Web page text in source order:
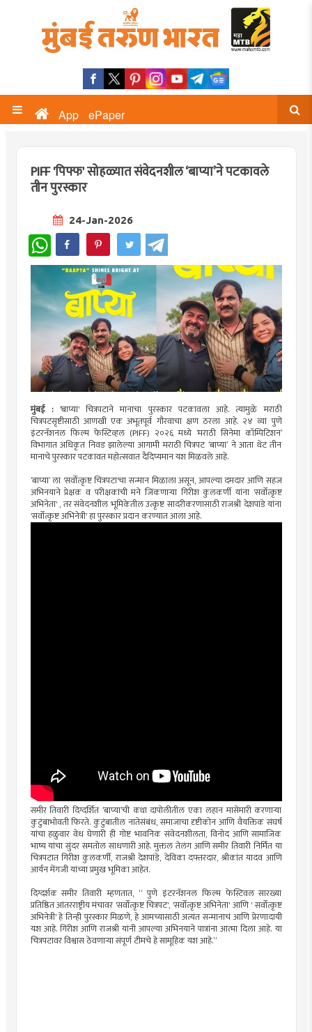
App ePaper
PIFF 'पिफ्फ' सोहळ्यात संवेदनशील ‘बाप्या’ने पटकावले
तीन पुरस्कार
24-Jan-2026
WhatsApp
मुंबई : 'बाप्या' चित्रपटाने मानाचा पुरस्कार पटकावला आहे. त्यामुळे मराठी
चित्रपटसृष्टीसाठी आणखी एक अभूतपूर्व गौरवाचा क्षण ठरला आहे. २४ व्या पुणे
इंटरनॅशनल फिल्म फेस्टिव्हल (PIFF) २०२६ मध्ये ‘मराठी सिनेमा कॉम्पिटिशन’
विभागात अधिकृत निवड झालेल्या आगामी मराठी चित्रपट ‘बाप्या’ ने आता थेट तीन
मानाचे पुरस्कार पटकावत महोत्सवात दैदिप्यमान यश मिळवले आहे.
‘बाप्या’ ला 'सर्वोत्कृष्ट चित्रपटा'चा सन्मान मिळाला असून, आपल्या दमदार आणि सहज
अभिनयाने प्रेक्षक व परीक्षकांची मने जिंकणाऱ्या गिरीश कुलकर्णी यांना 'सर्वोत्कृष्ट
अभिनेता' , तर संवेदनशील भूमिकेतील उत्कृष्ट सादरीकरणासाठी राजश्री देशपांडे यांना
'सर्वोत्कृष्ट अभिनेत्री' हा पुरस्कार प्रदान करण्यात आला आहे.
समीर तिवारी दिग्दर्शित ‘बाप्या’ची कथा दापोलीतील एका लहान मासेमारी करणाऱ्या
कुटुंबाभोवती फिरते. कुटुंबातील नातेसंबंध, समाजाचा दृष्टीकोन आणि वैयक्तिक संघर्ष
यांचा हळुवार वेध घेणारी ही गोष्ट भावनिक संवेदनशीलता, विनोद आणि सामाजिक
भाष्य यांचा सुंदर समतोल साधणारी आहे. मुक्तल तेलंग आणि समीर तिवारी निर्मित या
चित्रपटात गिरीश कुलकर्णी, राजश्री देशपांडे, देविका दफ्तरदार, श्रीकांत यादव आणि
आर्यन मेंगजी यांच्या प्रमुख भूमिका आहेत.
दिग्दर्शक समीर तिवारी म्हणतात, “ पुणे इंटरनॅशनल फिल्म फेस्टिवल सारख्या
प्रतिष्ठित आंतरराष्ट्रीय मंचावर 'सर्वोत्कृष्ट चित्रपट', 'सर्वोत्कृष्ट अभिनेता' आणि ' सर्वोत्कृष्ट
अभिनेत्री' हे तिन्ही पुरस्कार मिळणे, हे आमच्यासाठी अत्यंत सन्मानाचं आणि प्रेरणादायी
यश आहे. गिरीश आणि राजश्री यांनी आपल्या अभिनयाने पात्रांना आत्मा दिला आहे. या
चित्रपटावर विश्वास ठेवणाऱ्या संपूर्ण टीमचे हे सामूहिक यश आहे.”